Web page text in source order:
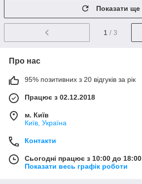
Показати ще
1 / 3
Про нас
95% позитивних з 20 відгуків за рік
Працює з 02.12.2018
м. Київ
Київ, Україна
Контакти
Сьогодні працює з 10:00 до 18:00
Показати весь графік роботи